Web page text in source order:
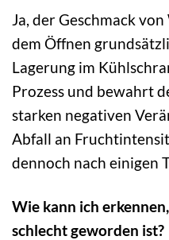
Ja, der Geschmack
dem Öffnen
Lagerung im
Prozess und bewahrt
starken negativen
Abfall an
dennoch nach einigen
Wie kann ich
schlecht geworden ist?